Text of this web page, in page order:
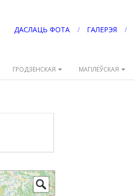
ДАСЛАЦЬ ФОТА ГАЛЕРЭЯ
ГРОДЗЕНСКАЯ МАГІЛЁЎСКАЯ